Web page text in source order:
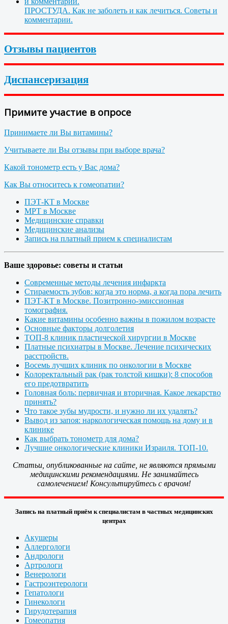
ПРОСТУДА. Как не заболеть и как лечиться. Советы и
комментарии.
Отзывы пациентов
Диспансеризация
Примите участие в опросе
Принимаете ли Вы витамины?
Учитываете ли Вы отзывы при выборе врача?
Какой тонометр есть у Вас дома?
Как Вы относитесь к гомеопатии?
ПЭТ-КТ в Москве
МРТ в Москве
Медицинские справки
Медицинские анализы
Запись на платный прием к специалистам
Ваше здоровье: советы и статьи
Современные методы лечения инфаркта
Стираемость зубов: когда это норма, а когда пора лечить
ПЭТ-КТ в Москве. Позитронно-эмиссионная
томография.
Какие витамины особенно важны в пожилом возрасте
Основные факторы долголетия
ТОП-8 клиник пластической хирургии в Москве
Платные психиатры в Москве. Лечение психических
расстройств.
Восемь лучших клиник по онкологии в Москве
Колоректальный рак (рак толстой кишки): 8 способов
его предотвратить
Головная боль: первичная и вторичная. Какое лекарство
принять?
Что такое зубы мудрости, и нужно ли их удалять?
Вывод из запоя: наркологическая помощь на дому и в
клинике
Как выбрать тонометр для дома?
Лучшие онкологические клиники Израиля. ТОП-10.
Статьи, опубликованные на сайте, не являются прямыми
медицинскими рекомендациями. Не занимайтесь
самолечением! Консультируйтесь с врачом!
Запись на платный приём к специалистам в частных медицинских
центрах
Акушеры
Аллергологи
Андрологи
Артрологи
Венерологи
Гастроэнтерологи
Гепатологи
Гинекологи
Гирудотерапия
Гомеопатия